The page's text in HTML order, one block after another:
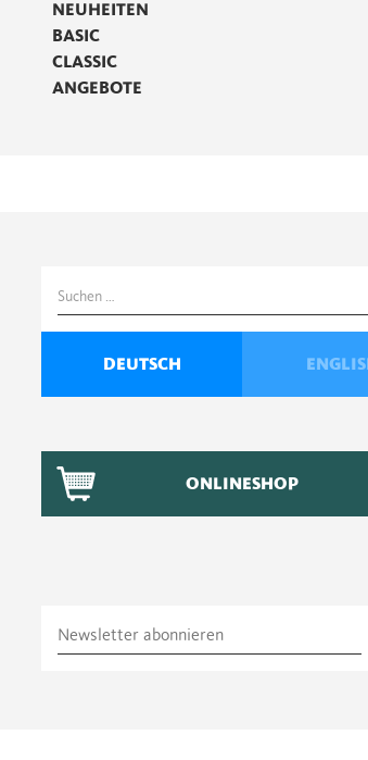
NEUHEITEN
BASIC
CLASSIC
ANGEBOTE
Suchen
nach:
DEUTSCH
ONLINESHOP